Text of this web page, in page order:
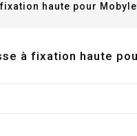
haute pour
à fixation haute